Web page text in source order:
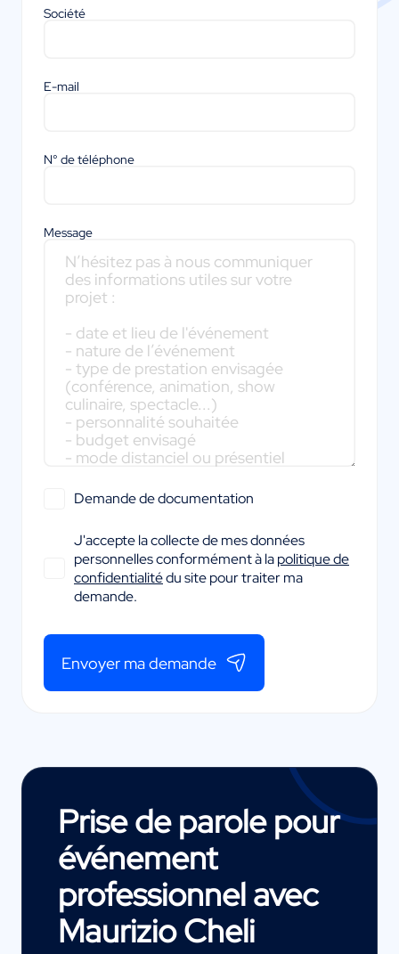
Société
E-mail
N° de téléphone
Message
Demande de documentation
J'accepte la collecte de mes données
personnelles conformément à lapolitique de
confidentialitédu site pour traiter ma
demande.
Envoyer ma demande
Prise de parole pour
événement
professionnel avec
Maurizio Cheli